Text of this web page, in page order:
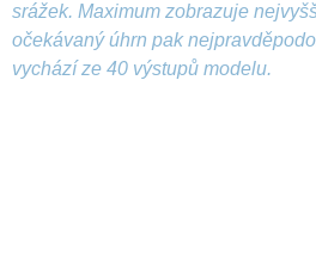
srážek. Maximum zobrazuje
očekávaný úhrn pak
vychází ze 40 výstupů modelu.